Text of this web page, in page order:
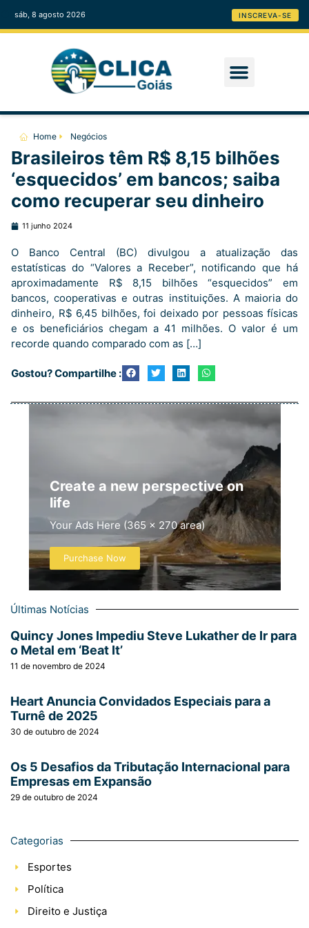
sáb, 8 agosto 2026 INSCREVA-SE
Home Negócios
Brasileiros têm R$ 8,15 bilhões
‘esquecidos’ em bancos; saiba
como recuperar seu dinheiro
11 junho 2024
O Banco Central (BC) divulgou a atualização das
estatísticas do “Valores a Receber”, notificando que há
aproximadamente R$ 8,15 bilhões “esquecidos” em
bancos, cooperativas e outras instituições. A maioria do
dinheiro, R$ 6,45 bilhões, foi deixado por pessoas físicas
e os beneficiários chegam a 41 milhões. O valor é um
recorde quando comparado com as […]
Gostou? Compartilhe :
Create a new perspective on
life
Your Ads Here (365 x 270 area)
Purchase Now
Últimas Notícias
Quincy Jones Impediu Steve Lukather de Ir para
o Metal em ‘Beat It’
11 de novembro de 2024
Heart Anuncia Convidados Especiais para a
Turnê de 2025
30 de outubro de 2024
Os 5 Desafios da Tributação Internacional para
Empresas em Expansão
29 de outubro de 2024
Categorias
Esportes
Política
Direito e Justiça